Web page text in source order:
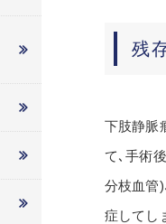
残
下肢静脈
て､手術
分枝血管
症してし